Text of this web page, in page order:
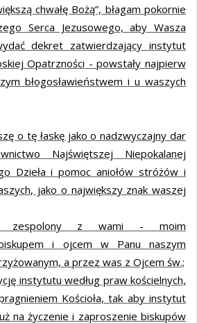
chwałę Bożą”, błagam pokornie
Serca Jezusowego, aby Wasza
dekret zatwierdzający instytut
Opatrzności - powstały najpierw
błogosławieństwem i u waszych
o tę łaskę jako o nadzwyczajny dar
Najświętszej Niepokalanej
Dzieła i pomoc aniołów stróżów i
jako o największy znak waszej
zespolony z wami - moim
i ojcem w Panu naszym
a przez was z Ojcem św.;
instytutu według praw kościelnych,
Kościoła, tak aby instytut
na życzenie i zaproszenie biskupów